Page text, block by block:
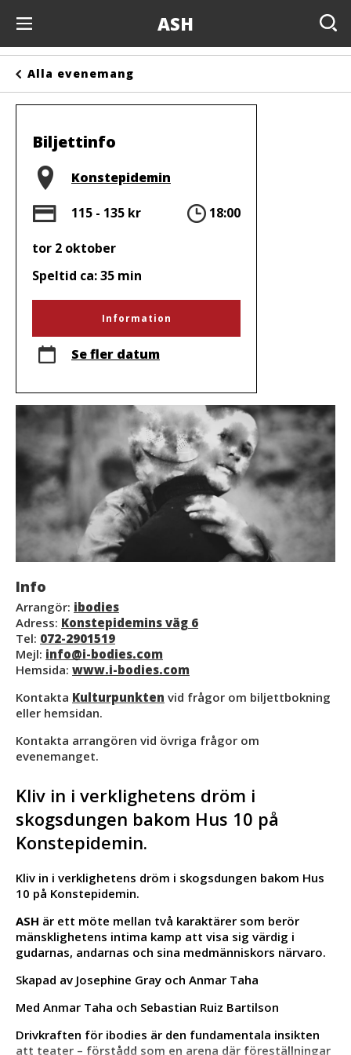
ASH
Anslagstavlan
Arrangörer
Kontakta oss
Om oss
Alla evenemang
Biljettinfo
Plats
Konstepidemin
Pris
115 - 135 kr Tid
18:00
tor 2 oktober
Speltid ca: 35 min
Information
Se fler datum
Info
Arrangör: ibodies
Adress: Konstepidemins väg 6
Tel: 072-2901519
Mejl: info@i-bodies.com
Hemsida: www.i-bodies.com
Kontakta Kulturpunkten vid frågor om biljettbokning
eller hemsidan.
Kontakta arrangören vid övriga frågor om
evenemanget.
Kliv in i verklighetens dröm i
skogsdungen bakom Hus 10 på
Konstepidemin.
Kliv in i verklighetens dröm i skogsdungen bakom Hus
10 på Konstepidemin.
ASH är ett möte mellan två karaktärer som berör
mänsklighetens intima kamp att visa sig värdig i
gudarnas, andarnas och sina medmänniskors närvaro.
Skapad av Josephine Gray och Anmar Taha
Med Anmar Taha och Sebastian Ruiz Bartilson
Drivkraften för ibodies är den fundamentala insikten
att teater – förstådd som en arena där föreställningar